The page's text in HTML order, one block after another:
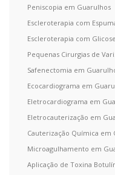
Peniscopia em Guarulhos
Escleroterapia com
Escleroterapia com
Pequenas Cirurgias de
Safenectomia em
Ecocardiograma em
Eletrocardiograma em
Eletrocauterização em
Cauterização Química em
Microagulhamento em
Aplicação de Toxina